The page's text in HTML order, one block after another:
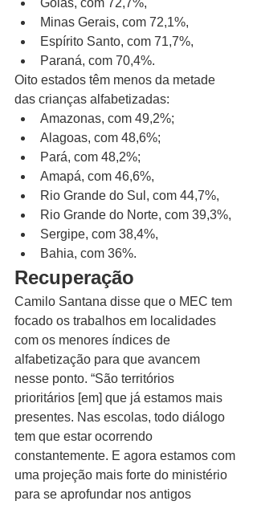
Minas Gerais, com 72,1%,
Espírito Santo, com 71,7%,
Paraná, com 70,4%.
Oito estados têm menos da metade
das crianças alfabetizadas:
Amazonas, com 49,2%;
Alagoas, com 48,6%;
Pará, com 48,2%;
Amapá, com 46,6%,
Rio Grande do Sul, com 44,7%,
Rio Grande do Norte, com 39,3%,
Sergipe, com 38,4%,
Bahia, com 36%.
Recuperação
Camilo Santana disse que o MEC tem
focado os trabalhos em localidades
com os menores índices de
alfabetização para que avancem
nesse ponto. “São territórios
prioritários [em] que já estamos mais
presentes. Nas escolas, todo diálogo
tem que estar ocorrendo
constantemente. E agora estamos com
uma projeção mais forte do ministério
para se aprofundar nos antigos